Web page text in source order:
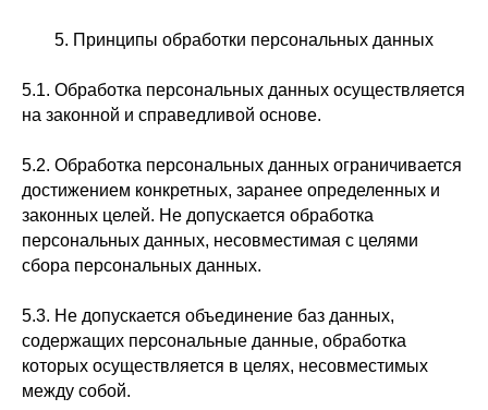
5. Принципы обработки персональных данных
5.1. Обработка персональных данных осуществляется
на законной и справедливой основе.
5.2. Обработка персональных данных ограничивается
достижением конкретных, заранее определенных и
законных целей. Не допускается обработка
персональных данных, несовместимая с целями
сбора персональных данных.
5.3. Не допускается объединение баз данных,
содержащих персональные данные, обработка
которых осуществляется в целях, несовместимых
между собой.